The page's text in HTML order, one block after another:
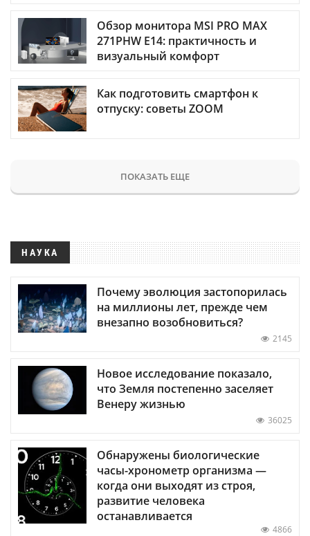
Обзор монитора MSI PRO MAX
271PHW E14: практичность и
визуальный комфорт
Как подготовить смартфон к
отпуску: советы ZOOM
ПОКАЗАТЬ ЕЩЕ
НАУКА
Почему эволюция застопорилась
на миллионы лет, прежде чем
внезапно возобновиться?
2145
Новое исследование показало,
что Земля постепенно заселяет
Венеру жизнью
36025
Обнаружены биологические
часы-хронометр организма —
когда они выходят из строя,
развитие человека
останавливается
4866